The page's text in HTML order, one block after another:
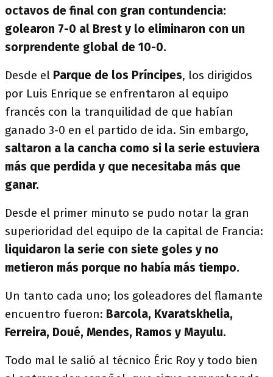
octavos de final con gran contundencia:
golearon 7-0 al Brest y lo eliminaron con un
sorprendente global de 10-0.
Desde el Parque de los Príncipes, los dirigidos
por Luis Enrique se enfrentaron al equipo
francés con la tranquilidad de que habían
ganado 3-0 en el partido de ida. Sin embargo,
saltaron a la cancha como si la serie estuviera
más que perdida y que necesitaba más que
ganar.
Desde el primer minuto se pudo notar la gran
superioridad del equipo de la capital de Francia:
liquidaron la serie con siete goles y no
metieron más porque no había más tiempo.
Un tanto cada uno; los goleadores del flamante
encuentro fueron: Barcola, Kvaratskhelia,
Ferreira, Doué, Mendes, Ramos y Mayulu.
Todo mal le salió al técnico Éric Roy y todo bien